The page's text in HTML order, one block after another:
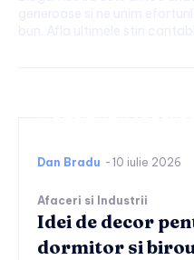
Dan Bradu - 10 iulie 2026
Afaceri si Industrii
Idei de decor
dormitor si